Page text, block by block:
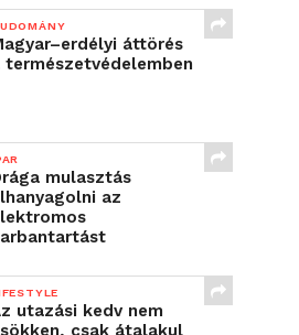
áttörés
természetvédelemben
mulasztás
az
utazási kedv nem
csak átalakul